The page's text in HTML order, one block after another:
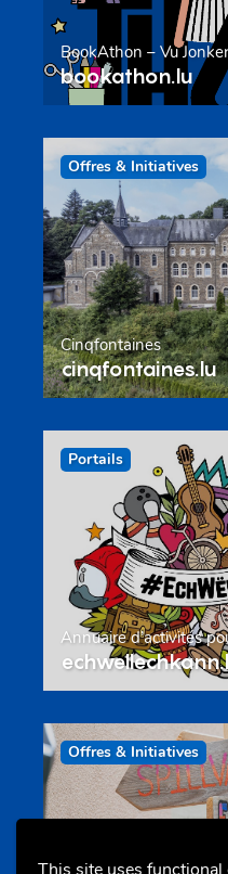
BookAthon – Vu
bookathon.lu
Offres & Initiatives
Cinqfontaines
cinqfontaines.lu
Portails
Annuaire d’activités
Offres & Initiatives